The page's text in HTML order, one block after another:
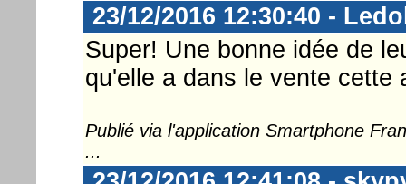
23/12/2016 12:30:40 -
Super! Une bonne idée de
qu'elle a dans le vente cette
Publié via l'application Smartphone
...